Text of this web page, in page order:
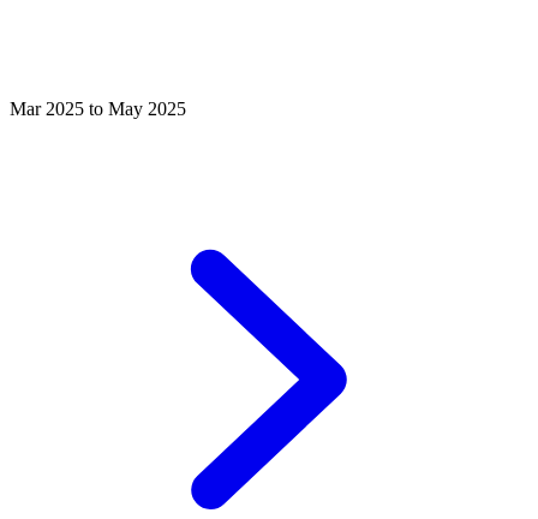
Mar 2025 to May 2025